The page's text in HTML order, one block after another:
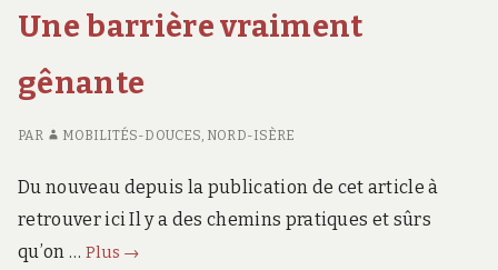
?
CHICANES
Une barrière vraiment
gênante
PAR MOBILITÉS-DOUCES, NORD-ISÈRE
Du nouveau depuis la publication de cet article à
retrouver ici Il y a des chemins pratiques et sûrs
qu’on … Plus
Une
→